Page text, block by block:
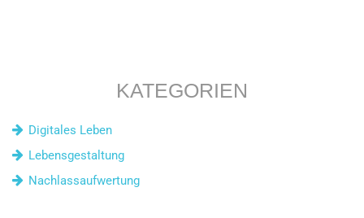
KATEGORIEN
Digitales Leben
Lebensgestaltung
Nachlassaufwertung